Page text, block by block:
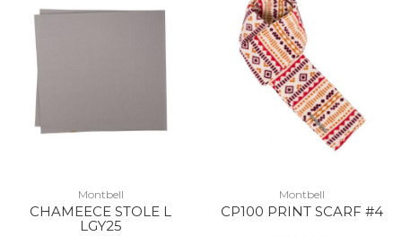
Montbell
CHAMEECE STOLE L
LGY25
Montbell
CP100 PRINT SCARF #4